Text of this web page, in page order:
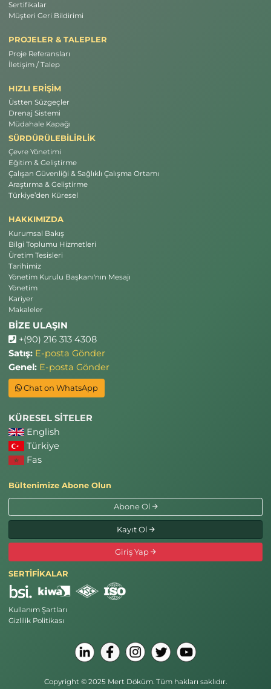
Sertifikalar
Müşteri Geri Bildirimi
PROJELER & TALEPLER
Proje Referansları
İletişim / Talep
HIZLI ERİŞİM
Üstten Süzgeçler
Drenaj Sistemi
Müdahale Kapağı
SÜRDÜRÜLEBİLİRLİK
Çevre Yönetimi
Eğitim & Geliştirme
Çalışan Güvenliği & Sağlıklı Çalışma Ortamı
Araştırma & Geliştirme
Türkiye’den Küresel
HAKKIMIZDA
Kurumsal Bakış
Bilgi Toplumu Hizmetleri
Üretim Tesisleri
Tarihimiz
Yönetim Kurulu Başkanı'nın Mesajı
Yönetim
Kariyer
Makaleler
BİZE ULAŞIN
+(90) 216 313 4308
Satış: E-posta Gönder
Genel: E-posta Gönder
Chat on WhatsApp
KÜRESEL SİTELER
English
Türkiye
Fas
Bültenimize Abone Olun
Abone Ol
Kayıt Ol
Giriş Yap
SERTİFİKALAR
Kullanım Şartları
Gizlilik Politikası
Copyright © 2025 Mert Döküm. Tüm hakları saklıdır.